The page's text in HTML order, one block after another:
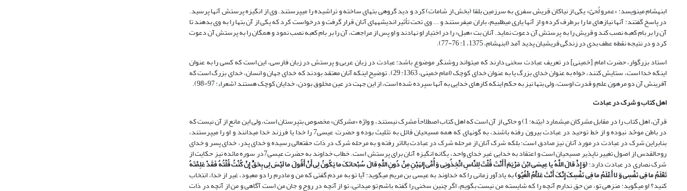
ابن‏هشام می‏نویسد: «عمرو لُحیّ» یکی از نیاکان قریش سفری به سرزمین بلقا (بخش از شامات) کرد و دید گروهی بت‏های ساخته و تراشیده را می‏پرستند. وی از انگیزه پرستش آنها پرسید.
در پاسخ گفتند: آنها نیازهای ما را برطرف کرده و از آنها یاری می‏طلبیم، باران می‏فرستند و ... وی تحت تأثیر اندیشه‏های آنان قرار گرفت و درخواست کرد که یکی از آن بت‏ها را به وی بدهند تا
آن را بر بام کعبه نصب کند و قریش را به پرستش آن دعوت نماید. آنان بت «هبل» را در اختیار او نهادند و او پس از مراجعت، آن را بر بام کعبه نصب نمود و همگان را به پرستش آن دعوت
کرد و در نتیجه نقطه عطف بدی در زندگی قریشیان پدید آمد (ابن‏هشام، 1375، 1: 76-77).
استاد بزرگوار، حضرت امام [خمینی] در تعریف عبادت سخنی دارند که می‏تواند روشنگر موضوع باشد: عبادت در زبان عربی و پرستش در زبان فارسی، این است که کسی را به عنوان
اینکه خدا است، ستایش کنند، خواه به عنوان خدای بزرگ یا به عنوان خدای کوچک (امام خمینی، 1363: 29). توضیح اینکه آنان معتقد بودند که خدای جهان و انسان، خدای بزرگ است که
آفرینش آن دو مرهون علم و قدرت اوست، ولی بت‏ها نیز به حکم اینکه کارهای خدایی به آنها سپرده شده است، از این جهت در عین مخلوق بودن، خدایان کوچک هستند (شعراء: 97-98).
اهل کتاب و شرک در عبادت
قرآن، اهل کتاب را در مقابل مشرکان می‏شمارد (بیّنه: 1) و حاکی از آن است که اهل کتاب اصطلاحاً مشرک نیستند، و واژه «مشرکان» مخصوص بت‏پرستان است، ولی این مانع از آن نیست که
در باطن موحّد نبوده و از خط توحید در عبادت بیرون رفته باشند، به گونه‏ای که همه مسیحیان قائل به تثلیث بوده و حضرت عیسی7 را خدا یا فرزند خدا می‏دانند و او را می‏پرستند،
بنابراین شرک در عبادت در مورد آنان نیز صادق است؛ بلکه شرک آنان از مرحله شرک در عبادت بالاتر رفته و به مرحله شرک در ذات حق‏تعالی رسیده و خدای پدر، خدای پسر و خدای
روح‏القدس از اصول تغییر ناپذیر مسیحیان است و اعتقاد به خدایی غیر خدای واحد، یگانه انگیزه آنان برای پرستش است. خطاب خداوند به حضرت عیسی7در سوره مائده نیز حکایت از
شرک نصاری در عبادت دارد:(وَ إِذْ قالَ اللَّهُ یا عِیسَى ابْنَ مَرْیَمَ أَ أَنْتَ قُلْتَ لِلنَّاسِ اتَّخِذُونِی وَ أُمِّی إِلهَیْنِ مِنْ دُونِ اللَّهِ قالَ سُبْحانَکَ ما یَکُونُ لِی أَنْ أَقُولَ ما لَیْسَ لِی بِحَقٍّ إِنْ کُنْتُ قُلْتُهُ فَقَدْ عَلِمْتَهُ
تَعْلَمُ ما فِی نَفْسِی وَ لا أَعْلَمُ ما فِی نَفْسِکَ إِنَّکَ أَنْتَ عَلاَّمُ الْغُیُو)به یادآور زمانى را که خداوند به عیسى بن مریم مى‏گوید: آیا تو به مردم گفتى که من و مادرم را دو معبود، غیر از خدا، انتخاب
کنید؟ او مى‏گوید: منزهى تو، من حق ندارم آنچه را که شایسته من نیست بگویم، اگر چنین سخنى را گفته باشم تو میدانى، تو از آنچه در روح و جان من است آگاهى و من از آنچه در ذات